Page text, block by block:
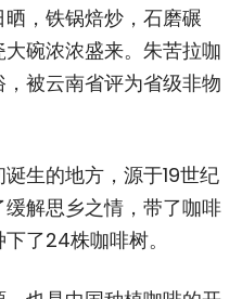
，铁锅焙炒，石磨碾
碗浓浓盛来。朱苦拉咖
被云南省评为省级非物
生的地方，源于19世纪
解思乡之情，带了咖啡
了24株咖啡树。